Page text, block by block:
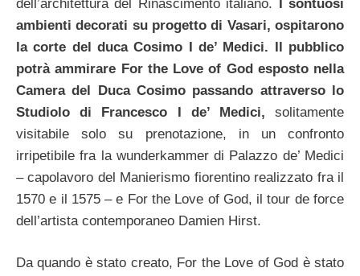
dell’architettura del Rinascimento italiano. I sontuosi
ambienti decorati su progetto di Vasari, ospitarono
la corte del duca Cosimo I de’ Medici. Il pubblico
potrà ammirare For the Love of God esposto nella
Camera del Duca Cosimo passando attraverso lo
Studiolo di Francesco I de’ Medici, solitamente
visitabile solo su prenotazione, in un confronto
irripetibile fra la wunderkammer di Palazzo de’ Medici
– capolavoro del Manierismo fiorentino realizzato fra il
1570 e il 1575 – e For the Love of God, il tour de force
dell’artista contemporaneo Damien Hirst.
Da quando è stato creato, For the Love of God è stato